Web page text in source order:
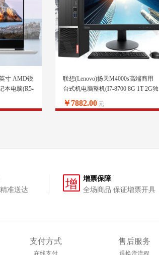
寸 AMD锐
本电脑(R5-
轻奢灰
联想(Lenovo)扬天M4000s高端商用
台式机电脑整机(I7-8700 8G 1T 2G独
显 键鼠 串口 wifi)21.5英寸
￥7882.00 元
准送达
增
增票保障
全场商品 保证增票开具
支付方式
在线支付
售后服务
退换货流程